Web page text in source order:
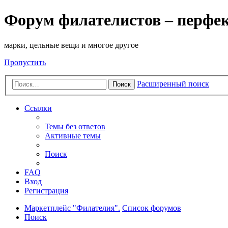
Форум филателистов –
марки, цельные вещи и многое другое
Пропустить
Поиск Расширенный поиск
Ссылки
Темы без ответов
Активные темы
Поиск
FAQ
Вход
Регистрация
Маркетплейс "Филателия". Список форумов
Поиск